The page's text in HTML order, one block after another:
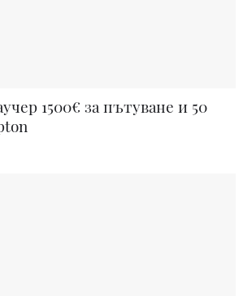
1500€ за пътуване и 50